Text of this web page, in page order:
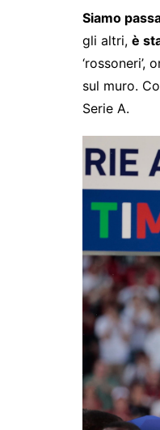
Siamo
gli altri, è
sul muro.
Serie A.